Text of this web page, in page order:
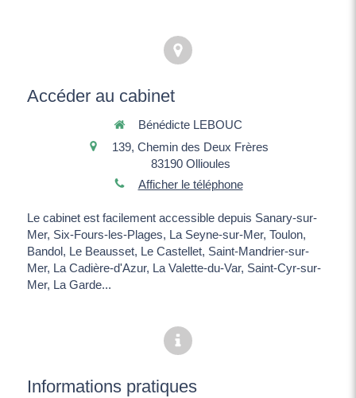
Accéder au cabinet
Bénédicte LEBOUC
139, Chemin des Deux Frères
83190 Ollioules
Afficher le téléphone
Le cabinet est facilement accessible depuis Sanary-sur-
Mer, Six-Fours-les-Plages, La Seyne-sur-Mer, Toulon,
Bandol, Le Beausset, Le Castellet, Saint-Mandrier-sur-
Mer, La Cadière-d'Azur, La Valette-du-Var, Saint-Cyr-sur-
Mer, La Garde...
Informations pratiques